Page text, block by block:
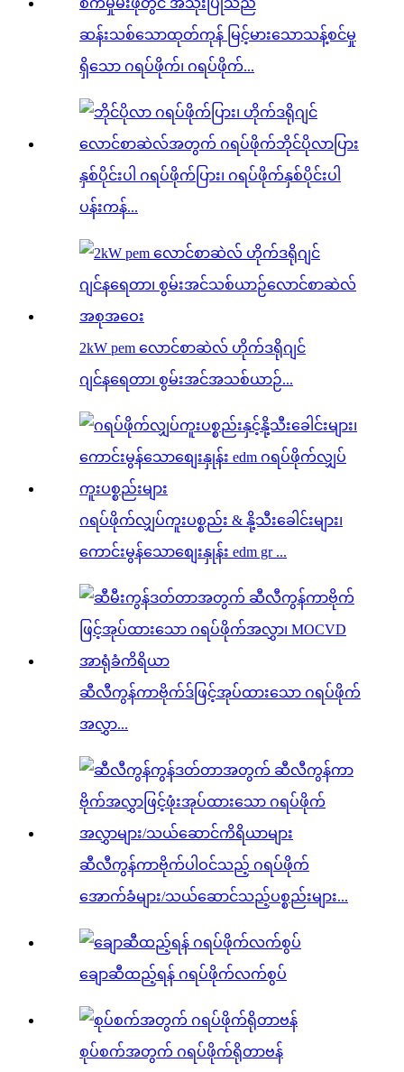
ဆန်းသစ်သောထုတ်ကုန် မြင့်မားသောသန့်စင်မှု
ရှိသော ဂရပ်ဖိုက်၊ ဂရပ်ဖိုက်...
နှစ်ပိုင်းပါ ဂရပ်ဖိုက်ပြား၊ ဂရပ်ဖိုက်နှစ်ပိုင်းပါ
ပန်းကန်...
2kW pem လောင်စာဆဲလ် ဟိုက်ဒရိုဂျင်
ဂျင်နရေတာ၊ စွမ်းအင်အသစ်ယာဉ်...
ဂရပ်ဖိုက်လျှပ်ကူးပစ္စည်း & နို့သီးခေါင်းများ၊
ကောင်းမွန်သောစျေးနှုန်း edm gr ...
ဆီလီကွန်ကာဗိုက်ဒ်ဖြင့်အုပ်ထားသော ဂရပ်ဖိုက်
အလွှာ...
ဆီလီကွန်ကာဗိုက်ပါဝင်သည့် ဂရပ်ဖိုက်
အောက်ခံများ/သယ်ဆောင်သည့်ပစ္စည်းများ...
ချောဆီထည့်ရန် ဂရပ်ဖိုက်လက်စွပ်
စုပ်စက်အတွက် ဂရပ်ဖိုက်ရိုတာဗန်